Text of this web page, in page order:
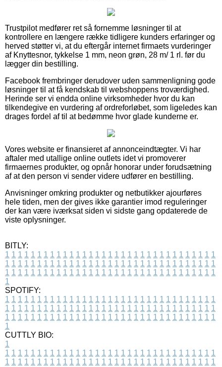
Trustpilot medfører ret så fornemme løsninger til at
kontrollere en længere række tidligere kunders erfaringer og
herved støtter vi, at du eftergår internet firmaets vurderinger
af Knyttesnor, tykkelse 1 mm, neon grøn, 28 m/ 1 rl. før du
lægger din bestilling.
Facebook frembringer derudover uden sammenligning gode
løsninger til at få kendskab til webshoppens troværdighed.
Herinde ser vi endda online virksomheder hvor du kan
tilkendegive en vurdering af ordreforløbet, som ligeledes kan
drages fordel af til at bedømme hvor glade kunderne er.
Vores website er finansieret af annonceindtægter. Vi har
aftaler med utallige online outlets idet vi promoverer
firmaernes produkter, og opnår honorar under forudsætning
af at den person vi sender videre udfører en bestilling.
Anvisninger omkring produkter og netbutikker ajourføres
hele tiden, men der gives ikke garantier imod reguleringer
der kan være iværksat siden vi sidste gang opdaterede de
viste oplysninger.
BITLY:
1 1 1 1 1 1 1 1 1 1 1 1 1 1 1 1 1 1 1 1 1 1 1 1 1 1 1 1 1 1 1 1 1
1 1 1 1 1 1 1 1 1 1 1 1 1 1 1 1 1 1 1 1 1 1 1 1 1 1 1 1 1 1 1 1 1
1 1 1 1 1 1 1 1 1 1 1 1 1 1 1 1 1 1 1 1 1 1 1 1 1 1 1 1 1 1 1 1 1
1
SPOTIFY:
1 1 1 1 1 1 1 1 1 1 1 1 1 1 1 1 1 1 1 1 1 1 1 1 1 1 1 1 1 1 1 1 1
1 1 1 1 1 1 1 1 1 1 1 1 1 1 1 1 1 1 1 1 1 1 1 1 1 1 1 1 1 1 1 1 1
1 1 1 1 1 1 1 1 1 1 1 1 1 1 1 1 1 1 1 1 1 1 1 1 1 1 1 1 1 1 1 1 1
1
CUTTLY BIO:
1
1 1 1 1 1 1 1 1 1 1 1 1 1 1 1 1 1 1 1 1 1 1 1 1 1 1 1 1 1 1 1 1 1
1 1 1 1 1 1 1 1 1 1 1 1 1 1 1 1 1 1 1 1 1 1 1 1 1 1 1 1 1 1 1 1 1